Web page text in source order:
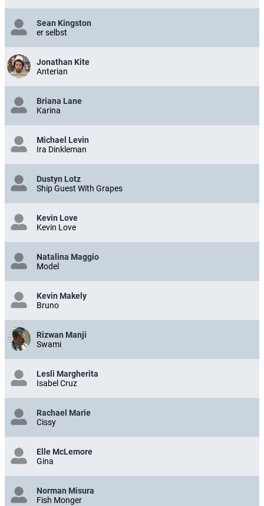
Sean Kingston
er selbst
Jonathan Kite
Anterian
Briana Lane
Karina
Michael Levin
Ira Dinkleman
Dustyn Lotz
Ship Guest With Grapes
Kevin Love
Kevin Love
Natalina Maggio
Model
Kevin Makely
Bruno
Rizwan Manji
Swami
Lesli Margherita
Isabel Cruz
Rachael Marie
Cissy
Elle McLemore
Gina
Norman Misura
Fish Monger